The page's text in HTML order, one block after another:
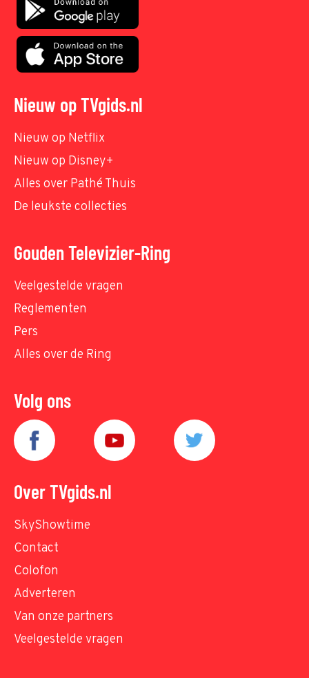
Nieuw op TVgids.nl
Nieuw op Netflix
Nieuw op Disney+
Alles over Pathé Thuis
De leukste collecties
Gouden Televizier-Ring
Veelgestelde vragen
Reglementen
Pers
Alles over de Ring
Volg ons
Over TVgids.nl
SkyShowtime
Contact
Colofon
Adverteren
Van onze partners
Veelgestelde vragen